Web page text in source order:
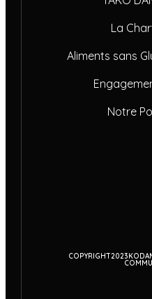
La
Aliments sans
Notre